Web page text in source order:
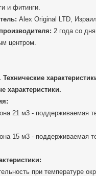
и фитинги.
Alex Original LTD,
2 года со
центром.
Технические
характеристики.
21 м3 - поддерживаемая
15 м3 - поддерживаемая
при температуре